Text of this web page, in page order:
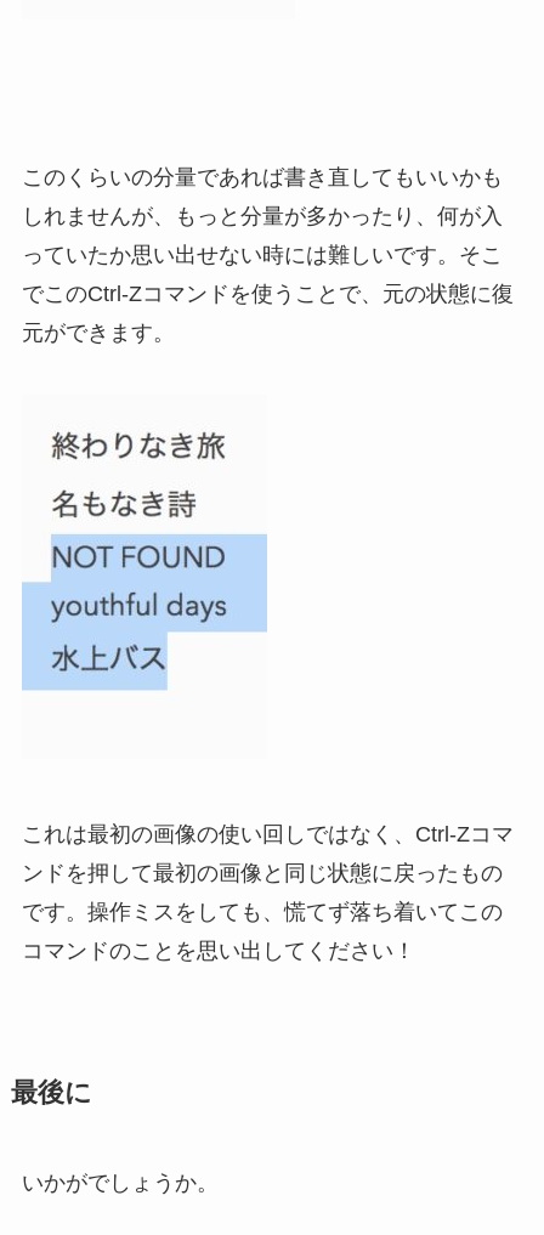
このくらいの分量であれば書き直してもいいかも
しれませんが、もっと分量が多かったり、何が入
っていたか思い出せない時には難しいです。そこ
でこのCtrl-Zコマンドを使うことで、元の状態に復
元ができます。
これは最初の画像の使い回しではなく、Ctrl-Zコマ
ンドを押して最初の画像と同じ状態に戻ったもの
です。操作ミスをしても、慌てず落ち着いてこの
コマンドのことを思い出してください！
最後に
いかがでしょうか。